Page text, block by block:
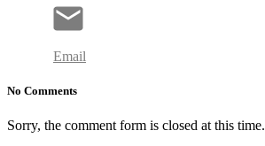
Email
No Comments
Sorry, the comment form is closed at this time.